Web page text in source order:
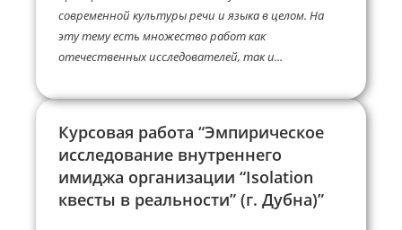
современной культуры речи и языка в целом. На
эту тему есть множество работ как
отечественных исследователей, так и...
Курсовая работа “Эмпирическое
исследование внутреннего
имиджа организации “Isolation
квесты в реальности” (г. Дубна)”